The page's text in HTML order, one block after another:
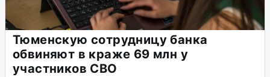
Тюменскую сотрудницу банка
обвиняют в краже 69 млн у
участников СВО